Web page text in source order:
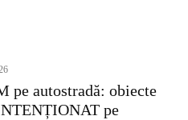
pe autostradă: obiecte
pe